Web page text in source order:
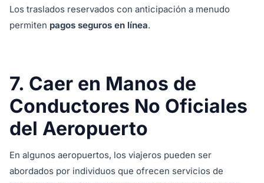
Los traslados reservados con anticipación a menudo
permiten pagos seguros en línea.
7. Caer en Manos de
Conductores No Oficiales
del Aeropuerto
En algunos aeropuertos, los viajeros pueden ser
abordados por individuos que ofrecen servicios de